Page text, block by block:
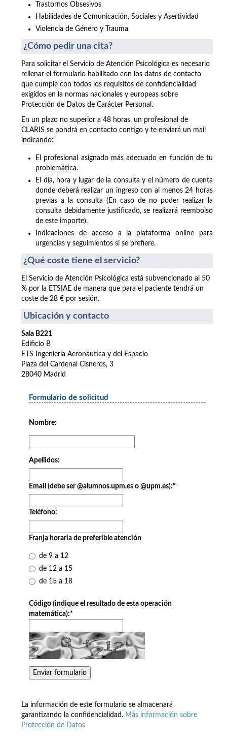
Trastornos Obsesivos
Habilidades de Comunicación, Sociales y Asertividad
Violencia de Género y Trauma
¿Cómo pedir una cita?
Para solicitar el Servicio de Atención Psicológica es necesario
rellenar el formulario habilitado con los datos de contacto
que cumple con todos los requisitos de confidencialidad
exigidos en la normas nacionales y europeas sobre
Protección de Datos de Carácter Personal.
En un plazo no superior a 48 horas, un profesional de
CLARIS se pondrá en contacto contigo y te enviará un mail
indicando:
El profesional asignado más adecuado en función de tu
problemática.
El día, hora y lugar de la consulta y el número de cuenta
donde deberá realizar un ingreso con al menos 24 horas
previas a la consulta (En caso de no poder realizar la
consulta debidamente justificado, se realizará reembolso
de este importe).
Indicaciones de acceso a la plataforma online para
urgencias y seguimientos si se prefiere.
¿Qué coste tiene el servicio?
El Servicio de Atención Psicológica está subvencionado al 50
% por la ETSIAE de manera que para el paciente tendrá un
coste de 28 € por sesión.
Ubicación y contacto
Sala B221
Edificio B
ETS Ingeniería Aeronáutica y del Espacio
Plaza del Cardenal Cisneros, 3
28040 Madrid
Formulario de solicitud
Nombre:
Apellidos:
Email (debe ser @alumnos.upm.es o @upm.es):*
Teléfono:
Franja horaria de preferible atención
de 9 a 12
de 12 a 15
de 15 a 18
Código (indique el resultado de esta operación
matemática):*
La información de este formulario se almacenará
garantizando la confidencialidad. Más información sobre
Protección de Datos